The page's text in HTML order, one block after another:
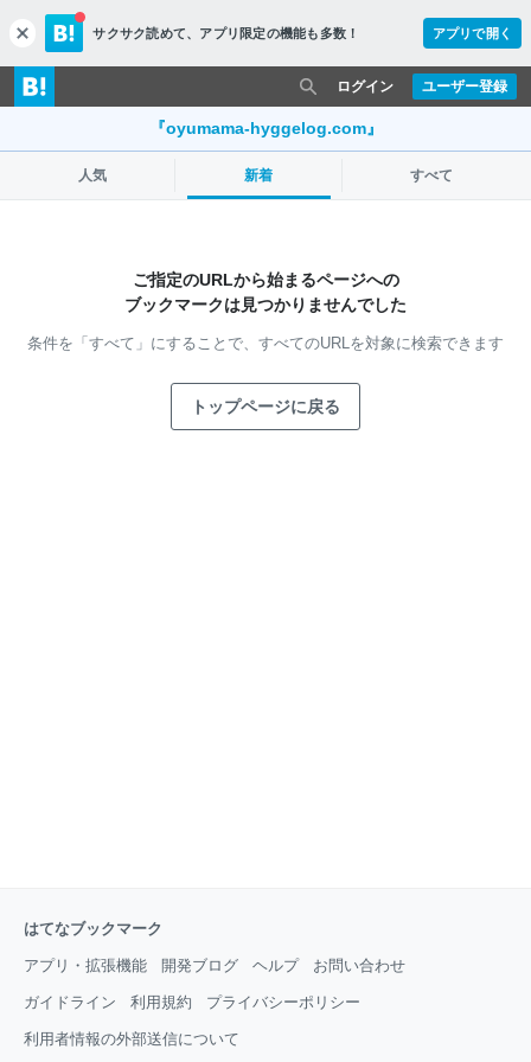
c
l
o
s
サクサク読めて、 アプリ限定の機能も多数！ アプリで開く
ユーザー登録
ログイン
『oyumama-hyggelog.com』
人気 新着 すべて
ご指定のURLから始まるページへの
ブックマークは見つかりませんでした
条件を「すべて」にすることで、 すべてのURLを対象に検索できます
トップページに戻る
はてなブックマーク
アプリ・拡張機能 開発ブログ ヘルプ お問い合わせ
ガイドライン 利用規約 プライバシーポリシー
利用者情報の外部送信について